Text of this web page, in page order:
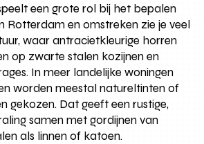
een grote rol bij het bepalen
Rotterdam en omstreken zie je veel
waar antracietkleurige horren
op zwarte stalen kozijnen en
In meer landelijke woningen
worden meestal natureltinten of
gekozen. Dat geeft een rustige,
samen met gordijnen van
als linnen of katoen.